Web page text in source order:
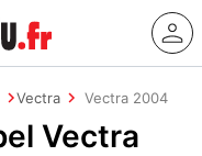
Vectra Vectra 2004
Vectra